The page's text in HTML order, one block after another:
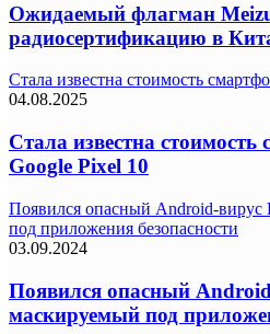
Ожидаемый флагман
радиосертификацию в
Стала известна стоимость
04.08.2025
Стала известна стоимость
Google Pixel 10
Появился опасный Android-
под приложения безопасности
03.09.2024
Появился опасный
маскируемый под